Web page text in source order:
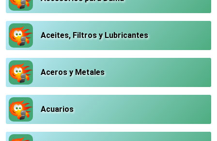
Aceites, Filtros y Lubricantes
Aceros y Metales
Acuarios